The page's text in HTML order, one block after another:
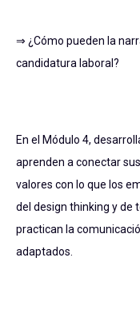
⇒ ¿Cómo pueden la
candidatura laboral?
En el Módulo 4,
aprenden a conectar
valores con lo que los
del design thinking y de
practican la
adaptados.